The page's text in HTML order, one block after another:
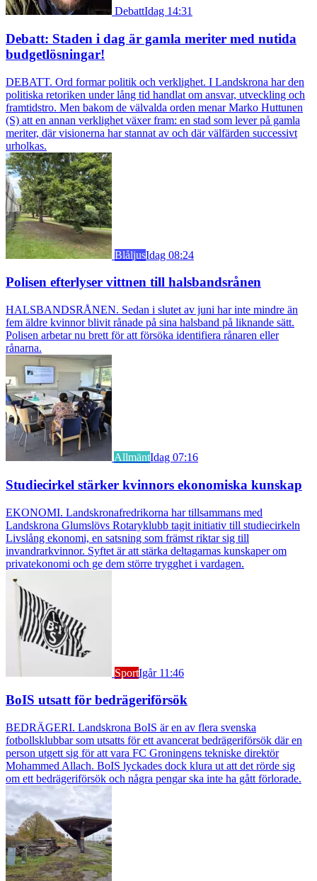
DebattIdag 14:31
Debatt: Staden i dag är gamla meriter med nutida
budgetlösningar!
DEBATT. Ord formar politik och verklighet. I Landskrona har den
politiska retoriken under lång tid handlat om ansvar, utveckling och
framtidstro. Men bakom de välvalda orden menar Marko Huttunen
(S) att en annan verklighet växer fram: en stad som lever på gamla
meriter, där visionerna har stannat av och där välfärden successivt
urholkas.
BlåljusIdag 08:24
Polisen efterlyser vittnen till halsbandsrånen
HALSBANDSRÅNEN. Sedan i slutet av juni har inte mindre än
fem äldre kvinnor blivit rånade på sina halsband på liknande sätt.
Polisen arbetar nu brett för att försöka identifiera rånaren eller
rånarna.
AllmäntIdag 07:16
Studiecirkel stärker kvinnors ekonomiska kunskap
EKONOMI. Landskronafredrikorna har tillsammans med
Landskrona Glumslövs Rotaryklubb tagit initiativ till studiecirkeln
Livslång ekonomi, en satsning som främst riktar sig till
invandrarkvinnor. Syftet är att stärka deltagarnas kunskaper om
privatekonomi och ge dem större trygghet i vardagen.
SportIgår 11:46
BoIS utsatt för bedrägeriförsök
BEDRÄGERI. Landskrona BoIS är en av flera svenska
fotbollsklubbar som utsatts för ett avancerat bedrägeriförsök där en
person utgett sig för att vara FC Groningens tekniske direktör
Mohammed Allach. BoIS lyckades dock klura ut att det rörde sig
om ett bedrägeriförsök och några pengar ska inte ha gått förlorade.